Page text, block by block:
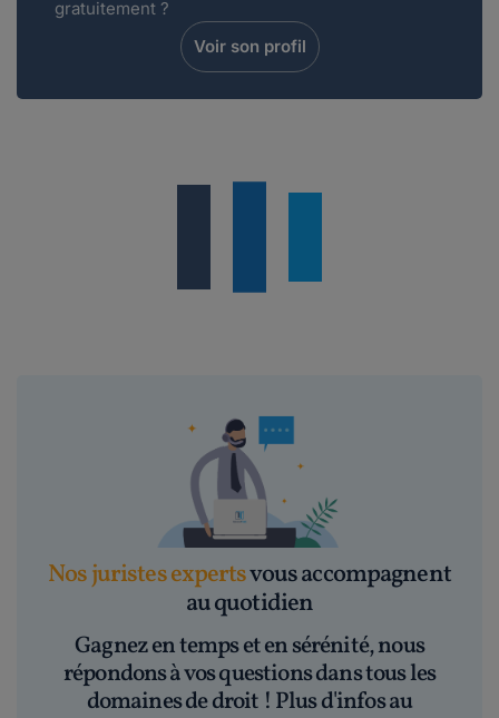
gratuitement ?
Voir son profil
Nos juristes expertsvous accompagnent
au quotidien
Gagnez en temps et en sérénité, nous
répondons à vos questions dans tous les
domaines de droit ! Plus d'infos au